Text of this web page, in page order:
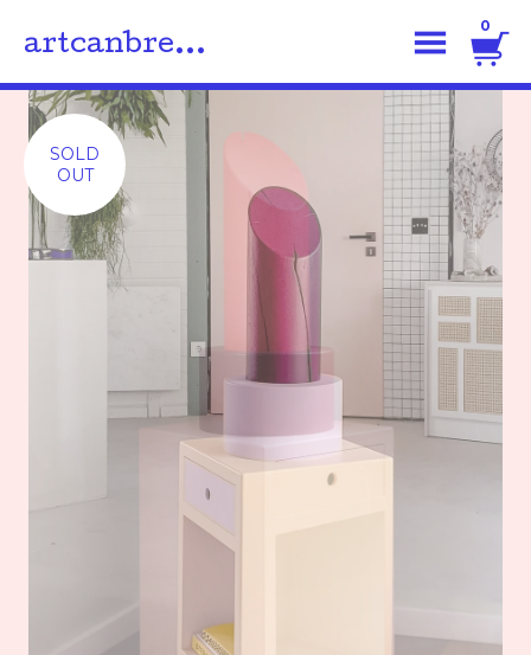
artcanbre...
0
SOLD
OUT